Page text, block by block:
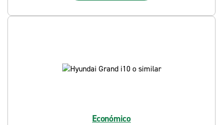
Económico